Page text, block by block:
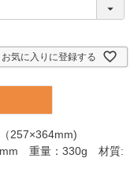
お気に入りに登録する
257×364mm)
重量：330g 材質: